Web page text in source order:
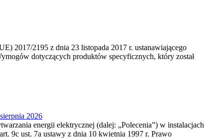
2017/2195 z dnia 23‍ listopada 2017 r. ustanawiającego
dotyczących produktów specyficznych, który został
2026
energii elektrycznej (dalej: „Polecenia”) w instalacjach
9c ust. 7a ustawy z dnia 10 kwietnia 1997 r. Prawo